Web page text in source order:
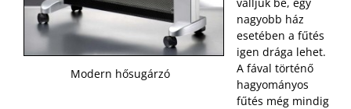
Modern hősugárzó
nagyobb ház
esetében a fűtés
igen drága lehet.
A fával történő
hagyományos
fűtés még mindig